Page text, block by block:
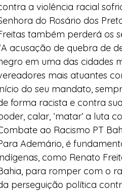
a violência racial
do Rosário dos
também perderá os
acusação de quebra de
em uma das cidades
mais atuantes
do seu mandato,
forma racista e contra
calar, ‘matar’ a luta
ao Racismo PT
Ademário, é
como Renato
para romper com o
perseguição política